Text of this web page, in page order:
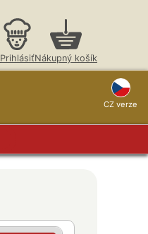
PrihlásiťNákupný košík
CZ verze